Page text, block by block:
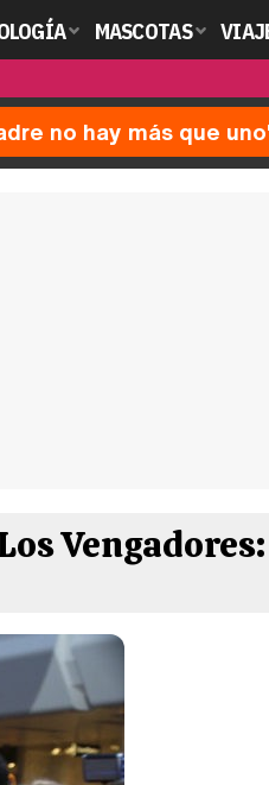
MASCOTAS
no hay más que